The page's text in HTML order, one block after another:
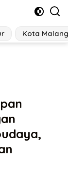
Kota Malang